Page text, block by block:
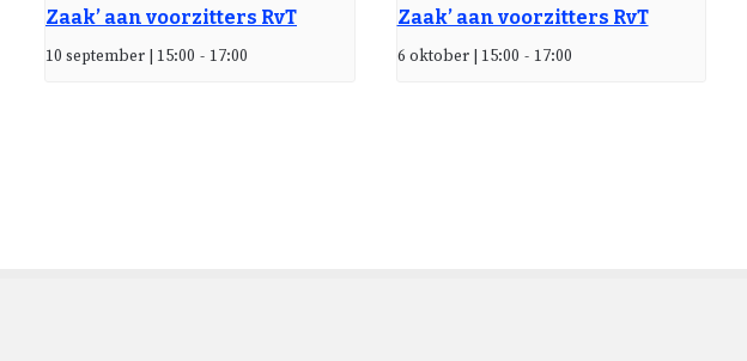
Zaak’ aan voorzitters RvT
10 september | 15:00 - 17:00
Zaak’ aan voorzitters RvT
6 oktober | 15:00 - 17:00